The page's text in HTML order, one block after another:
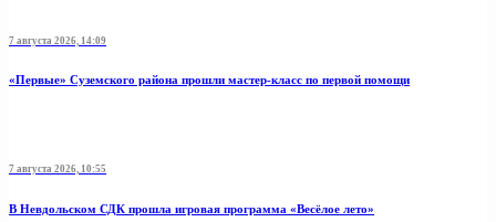
7 августа 2026, 14:09
«Первые» Суземского района прошли мастер-класс по первой помощи
7 августа 2026, 10:55
В Невдольском СДК прошла игровая программа «Весёлое лето»